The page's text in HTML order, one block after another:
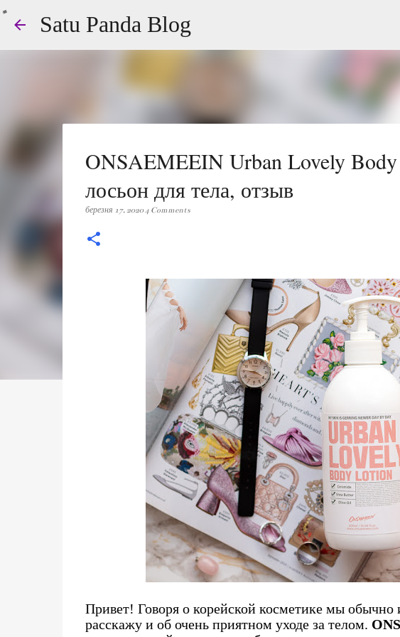
Satu Panda Blog
ONSAEMEEIN Urban Lovely
лосьон для тела, отзыв
березня 17, 20204 Comments
Привет! Говоря о корейской косметике мы
расскажу и об очень приятном уходе за телом.